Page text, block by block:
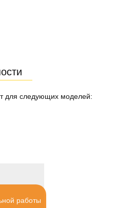
для следующих моделей:
работы